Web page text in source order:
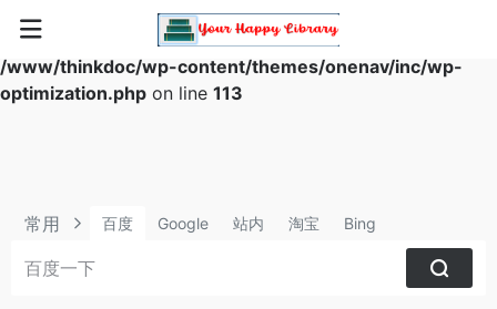
Warning
: Array to string conversion in
/www/thinkdoc/wp-content/themes/onenav/inc/wp-
optimization.php on line 113
常用 百度 Google 站内 淘宝 Bing